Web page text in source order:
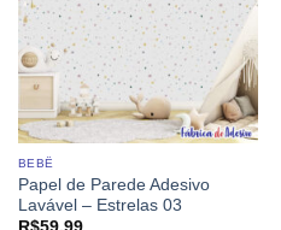
BEBÊ
Papel de Parede Adesivo
Lavável – Estrelas 03